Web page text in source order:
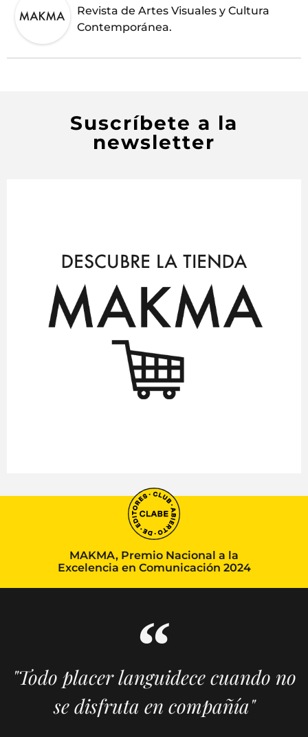
Revista de Artes Visuales y Cultura
Contemporánea.
Suscríbete a la
newsletter
MAKMA, Premio Nacional a la
Excelencia en Comunicación 2024
"Todo placer languidece cuando no
se disfruta en compañía"